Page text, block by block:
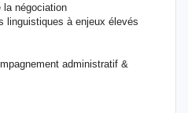
la négociation
linguistiques à enjeux élevés
administratif &